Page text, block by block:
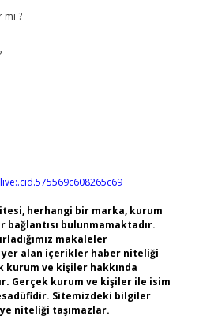
mi ?
herhangi bir marka, kurum
bağlantısı bulunmamaktadır.
makaleler
yer alan içerikler haber niteliği
kurum ve kişiler hakkında
Gerçek kurum ve kişiler ile isim
Sitemizdeki bilgiler
niteliği taşımazlar.